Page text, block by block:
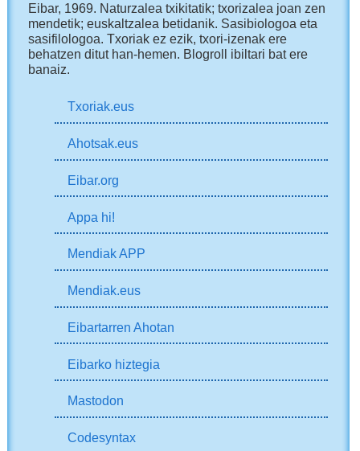
Eibar, 1969. Naturzalea txikitatik; txorizalea joan zen
mendetik; euskaltzalea betidanik. Sasibiologoa eta
sasifilologoa. Txoriak ez ezik, txori-izenak ere
behatzen ditut han-hemen. Blogroll ibiltari bat ere
banaiz.
Txoriak.eus
Ahotsak.eus
Eibar.org
Appa hi!
Mendiak APP
Mendiak.eus
Eibartarren Ahotan
Eibarko hiztegia
Mastodon
Codesyntax